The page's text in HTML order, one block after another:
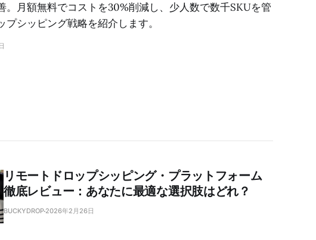
。月額無料でコストを30%削減し、少人数で数千SKUを管
シッピング戦略を紹介します。
リモートドロップシッピング・プラットフォーム
徹底レビュー：あなたに最適な選択肢はどれ？
BUCKYDROP 2026年2月26日